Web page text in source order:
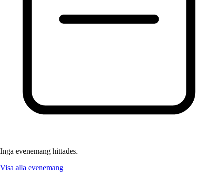
Inga evenemang hittades.
Visa alla evenemang